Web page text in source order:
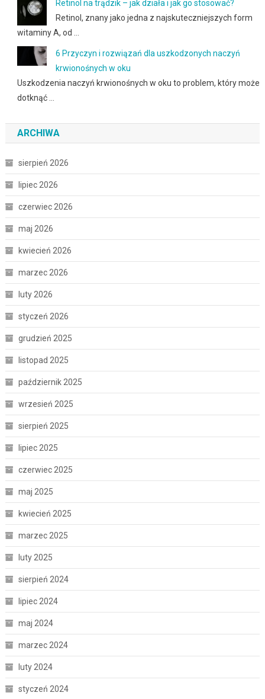
Retinol na trądzik – jak działa i jak go stosować?
Retinol, znany jako jedna z najskuteczniejszych form
witaminy A, od …
6 Przyczyn i rozwiązań dla uszkodzonych naczyń
krwionośnych w oku
Uszkodzenia naczyń krwionośnych w oku to problem, który może
dotknąć …
ARCHIWA
sierpień 2026
lipiec 2026
czerwiec 2026
maj 2026
kwiecień 2026
marzec 2026
luty 2026
styczeń 2026
grudzień 2025
listopad 2025
październik 2025
wrzesień 2025
sierpień 2025
lipiec 2025
czerwiec 2025
maj 2025
kwiecień 2025
marzec 2025
luty 2025
sierpień 2024
lipiec 2024
maj 2024
marzec 2024
luty 2024
styczeń 2024